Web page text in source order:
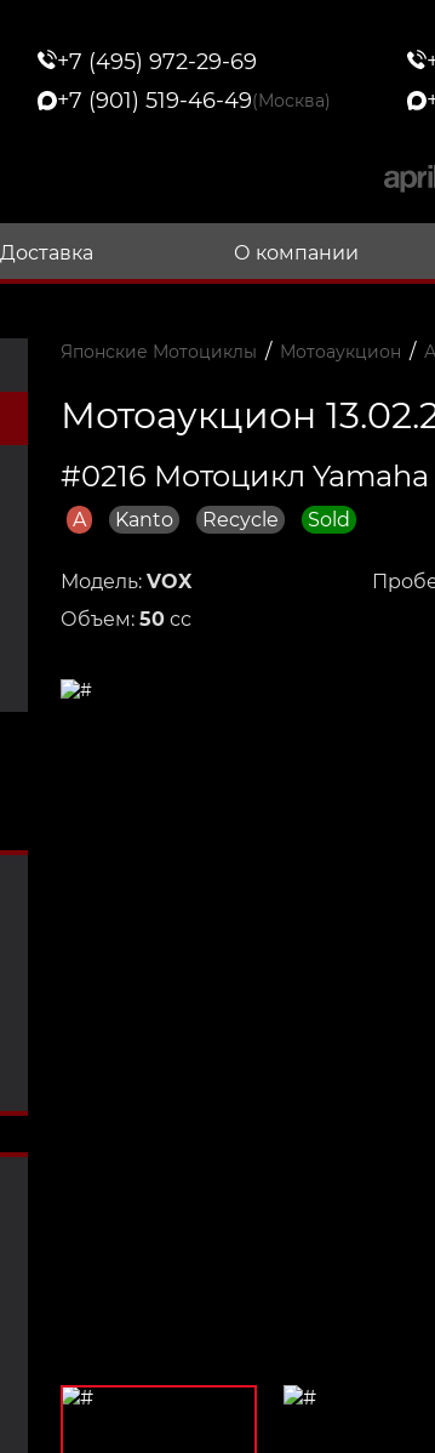
+7 (495) 972-29-69
+7 (901) 519-46-49(Москва)
Доставка О компании
Японские Мотоциклы / Мотоаукцион /
Мотоаукцион
#0216 Мотоцикл Yamaha
A Kanto Recycle Sold
Модель: VOX
Объем: 50сс